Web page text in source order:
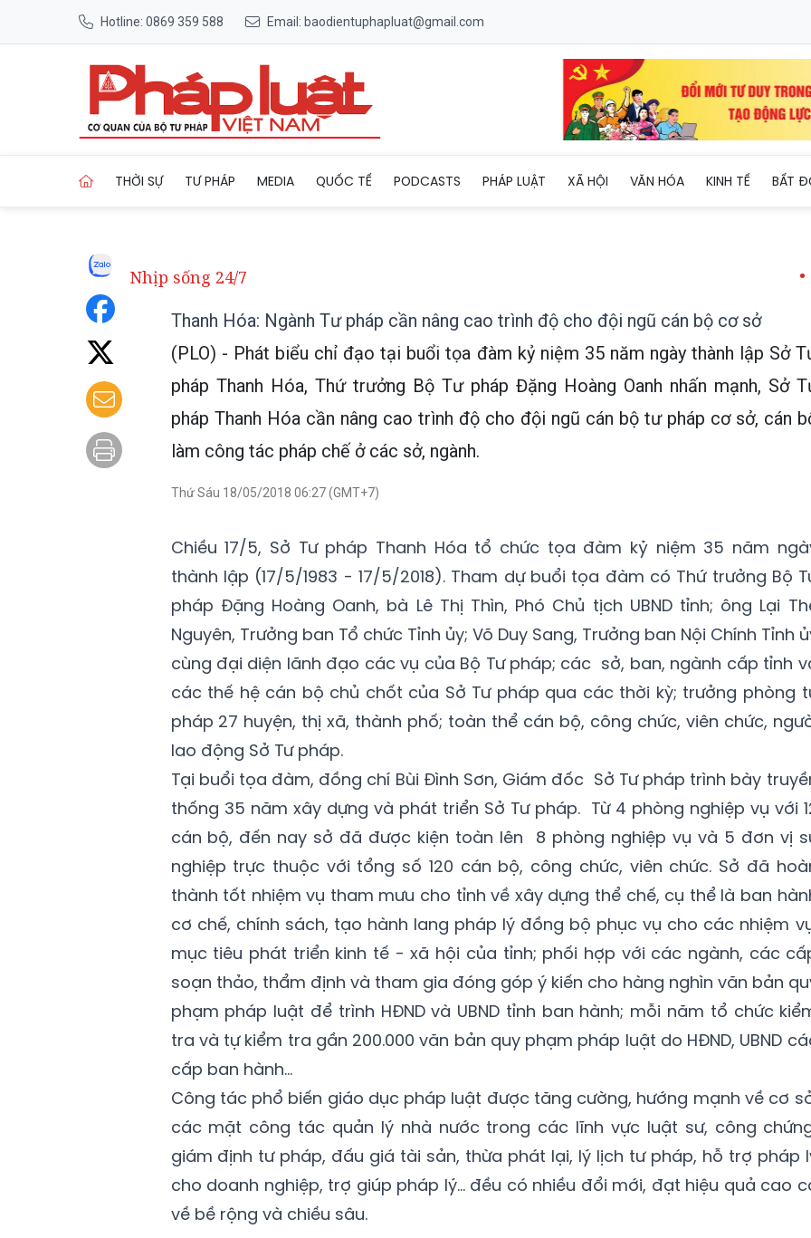
Hotline: 0869 359 588 Email: baodientuphapluat@gmail.com
THỜI SỰ TƯ PHÁP MEDIA QUỐC TẾ PODCASTS PHÁP LUẬT XÃ HỘI VĂN HÓA KINH TẾ BẤT
Nhịp sống 24/7
Thanh Hóa: Ngành Tư pháp cần nâng cao trình độ cho đội ngũ cán bộ cơ sở
(PLO) - Phát biểu chỉ đạo tại buổi tọa đàm kỷ niệm 35 năm ngày thành lập Sở
pháp Thanh Hóa, Thứ trưởng Bộ Tư pháp Đặng Hoàng Oanh nhấn mạnh, Sở
pháp Thanh Hóa cần nâng cao trình độ cho đội ngũ cán bộ tư pháp cơ sở, cán
làm công tác pháp chế ở các sở, ngành.
Thứ Sáu 18/05/2018 06:27 (GMT+7)
Chiều 17/5, Sở Tư pháp Thanh Hóa tổ chức tọa đàm kỷ niệm 35 năm
thành lập (17/5/1983 - 17/5/2018). Tham dự buổi tọa đàm có Thứ trưởng Bộ
pháp Đặng Hoàng Oanh, bà Lê Thị Thìn, Phó Chủ tịch UBND tỉnh; ông Lại
Nguyên, Trưởng ban Tổ chức Tỉnh ủy; Võ Duy Sang, Trưởng ban Nội Chính Tỉnh
cùng đại diện lãnh đạo các vụ của Bộ Tư pháp; các sở, ban, ngành cấp tỉnh
các thế hệ cán bộ chủ chốt của Sở Tư pháp qua các thời kỳ; trưởng phòng
pháp 27 huyện, thị xã, thành phố; toàn thể cán bộ, công chức, viên chức,
lao động Sở Tư pháp.
Tại buổi tọa đàm, đồng chí Bùi Đình Sơn, Giám đốc Sở Tư pháp trình bày
thống 35 năm xây dựng và phát triển Sở Tư pháp. Từ 4 phòng nghiệp vụ với
cán bộ, đến nay sở đã được kiện toàn lên 8 phòng nghiệp vụ và 5 đơn vị
nghiệp trực thuộc với tổng số 120 cán bộ, công chức, viên chức. Sở đã
thành tốt nhiệm vụ tham mưu cho tỉnh về xây dựng thể chế, cụ thể là ban
cơ chế, chính sách, tạo hành lang pháp lý đồng bộ phục vụ cho các nhiệm
mục tiêu phát triển kinh tế - xã hội của tỉnh; phối hợp với các ngành, các
soạn thảo, thẩm định và tham gia đóng góp ý kiến cho hàng nghìn văn bản
phạm pháp luật để trình HĐND và UBND tỉnh ban hành; mỗi năm tổ chức
tra và tự kiểm tra gần 200.000 văn bản quy phạm pháp luật do HĐND, UBND
cấp ban hành...
Công tác phổ biến giáo dục pháp luật được tăng cường, hướng mạnh về cơ
các mặt công tác quản lý nhà nước trong các lĩnh vực luật sư, công
giám định tư pháp, đấu giá tài sản, thừa phát lại, lý lịch tư pháp, hỗ trợ pháp
cho doanh nghiệp, trợ giúp pháp lý… đều có nhiều đổi mới, đạt hiệu quả cao
về bề rộng và chiều sâu.